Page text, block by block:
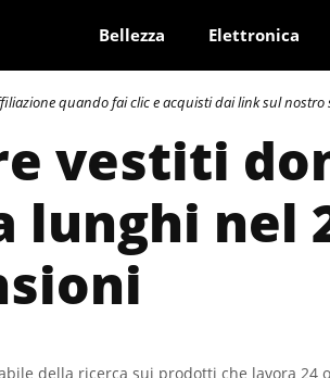
Bellezza Elettronica
quando fai clic e acquisti dai link sul
vestiti
nel
della ricerca sui prodotti che lavora 24